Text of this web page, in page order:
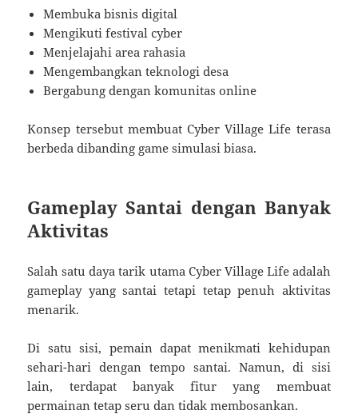
Membuka bisnis digital
Mengikuti festival cyber
Menjelajahi area rahasia
Mengembangkan teknologi desa
Bergabung dengan komunitas online
Konsep tersebut membuat Cyber Village Life terasa
berbeda dibanding game simulasi biasa.
Gameplay Santai dengan Banyak
Aktivitas
Salah satu daya tarik utama Cyber Village Life adalah
gameplay yang santai tetapi tetap penuh aktivitas
menarik.
Di satu sisi, pemain dapat menikmati kehidupan
sehari-hari dengan tempo santai. Namun, di sisi
lain, terdapat banyak fitur yang membuat
permainan tetap seru dan tidak membosankan.